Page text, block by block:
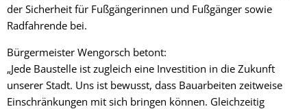
der Sicherheit für Fußgängerinnen und Fußgänger sowie
Radfahrende bei.
Bürgermeister Wengorsch betont:
„Jede Baustelle ist zugleich eine Investition in die Zukunft
unserer Stadt. Uns ist bewusst, dass Bauarbeiten zeitweise
Einschränkungen mit sich bringen können. Gleichzeitig